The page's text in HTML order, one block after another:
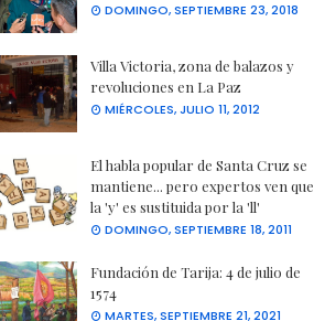
DOMINGO, SEPTIEMBRE 23, 2018
Villa Victoria, zona de balazos y
revoluciones en La Paz
MIÉRCOLES, JULIO 11, 2012
El habla popular de Santa Cruz se
mantiene... pero expertos ven que
la 'y' es sustituida por la 'll'
DOMINGO, SEPTIEMBRE 18, 2011
Fundación de Tarija: 4 de julio de
1574
MARTES, SEPTIEMBRE 21, 2021